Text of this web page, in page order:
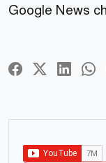
Google News